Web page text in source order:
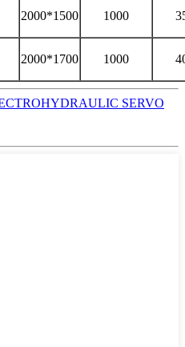
2000*1500 1000
2000*1700 1000
SERVO